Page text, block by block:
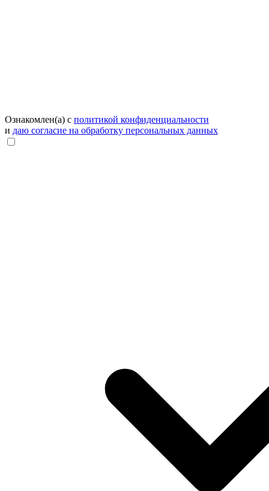
Ознакомлен(а) с политикой конфиденциальности
и даю согласие на обработку персональных данных